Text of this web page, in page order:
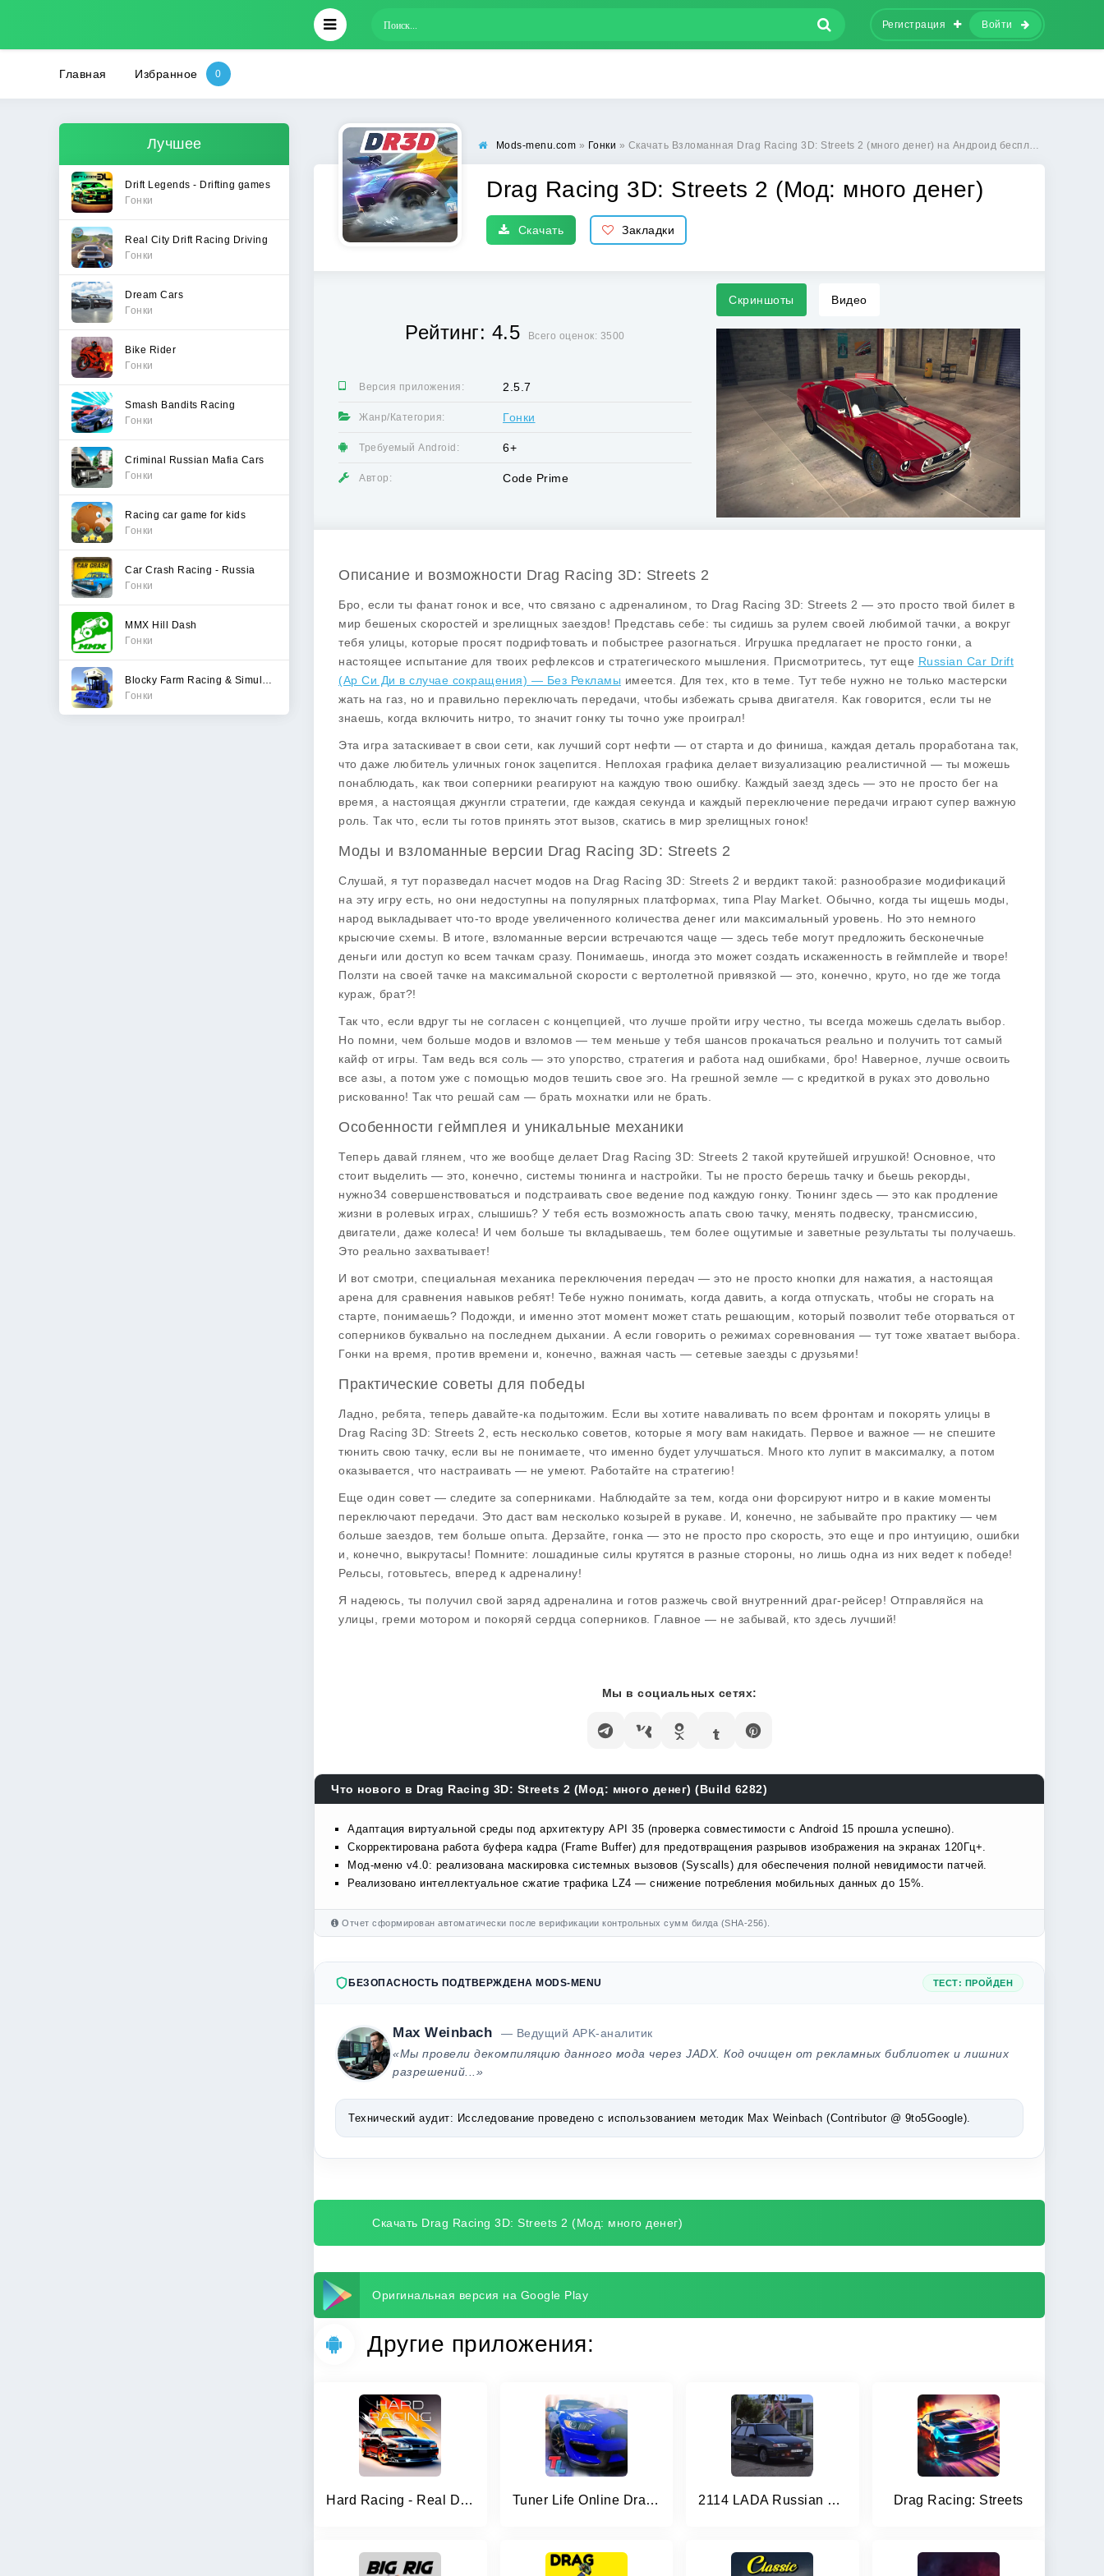
Регистрация Войти
Главная Избранное
Лучшее
Drift Legends - Drifting games
Гонки
Real City Drift Racing Driving
Гонки
Dream Cars
Гонки
Bike Rider
Гонки
Smash Bandits Racing
Гонки
Criminal Russian Mafia Cars
Гонки
Racing car game for kids
Гонки
Car Crash Racing - Russia
Гонки
MMX Hill Dash
Гонки
Гонки
Mods-menu.com » Гонки » Скачать Взломанная Drag Racing 3D: Streets 2 (много денег) на Андроид бесплатно
Drag Racing 3D: Streets 2 (Мод: много денег)
Скачать Закладки
Рейтинг: 4.5 Всего оценок: 3500
Версия приложения: 2.5.7
Жанр/Категория: Гонки
Требуемый Android: 6+
Автор: Code Prime
Скриншоты Видео
Описание и возможности Drag Racing 3D: Streets 2
Бро, если ты фанат гонок и все, что связано с адреналином, то Drag Racing 3D: Streets 2 — это просто твой билет в
мир бешеных скоростей и зрелищных заездов! Представь себе: ты сидишь за рулем своей любимой тачки, а вокруг
тебя улицы, которые просят подрифтовать и побыстрее разогнаться. Игрушка предлагает не просто гонки, а
настоящее испытание для твоих рефлексов и стратегического мышления. Присмотритесь, тут еще Russian Car Drift
(Ар Си Ди в случае сокращения) — Без Рекламы имеется. Для тех, кто в теме. Тут тебе нужно не только мастерски
жать на газ, но и правильно переключать передачи, чтобы избежать срыва двигателя. Как говорится, если ты не
знаешь, когда включить нитро, то значит гонку ты точно уже проиграл!
Эта игра затаскивает в свои сети, как лучший сорт нефти — от старта и до финиша, каждая деталь проработана так,
что даже любитель уличных гонок зацепится. Неплохая графика делает визуализацию реалистичной — ты можешь
понаблюдать, как твои соперники реагируют на каждую твою ошибку. Каждый заезд здесь — это не просто бег на
время, а настоящая джунгли стратегии, где каждая секунда и каждый переключение передачи играют супер важную
роль. Так что, если ты готов принять этот вызов, скатись в мир зрелищных гонок!
Моды и взломанные версии Drag Racing 3D: Streets 2
Слушай, я тут поразведал насчет модов на Drag Racing 3D: Streets 2 и вердикт такой: разнообразие модификаций
на эту игру есть, но они недоступны на популярных платформах, типа Play Market. Обычно, когда ты ищешь моды,
народ выкладывает что-то вроде увеличенного количества денег или максимальный уровень. Но это немного
крысючие схемы. В итоге, взломанные версии встречаются чаще — здесь тебе могут предложить бесконечные
деньги или доступ ко всем тачкам сразу. Понимаешь, иногда это может создать искаженность в геймплейе и творе!
Ползти на своей тачке на максимальной скорости с вертолетной привязкой — это, конечно, круто, но где же тогда
кураж, брат?!
Так что, если вдруг ты не согласен с концепцией, что лучше пройти игру честно, ты всегда можешь сделать выбор.
Но помни, чем больше модов и взломов — тем меньше у тебя шансов прокачаться реально и получить тот самый
кайф от игры. Там ведь вся соль — это упорство, стратегия и работа над ошибками, бро! Наверное, лучше освоить
все азы, а потом уже с помощью модов тешить свое эго. На грешной земле — с кредиткой в руках это довольно
рискованно! Так что решай сам — брать мохнатки или не брать.
Особенности геймплея и уникальные механики
Теперь давай глянем, что же вообще делает Drag Racing 3D: Streets 2 такой крутейшей игрушкой! Основное, что
стоит выделить — это, конечно, системы тюнинга и настройки. Ты не просто берешь тачку и бьешь рекорды,
нужно34 совершенствоваться и подстраивать свое ведение под каждую гонку. Тюнинг здесь — это как продление
жизни в ролевых играх, слышишь? У тебя есть возможность апать свою тачку, менять подвеску, трансмиссию,
двигатели, даже колеса! И чем больше ты вкладываешь, тем более ощутимые и заветные результаты ты получаешь.
Это реально захватывает!
И вот смотри, специальная механика переключения передач — это не просто кнопки для нажатия, а настоящая
арена для сравнения навыков ребят! Тебе нужно понимать, когда давить, а когда отпускать, чтобы не сгорать на
старте, понимаешь? Подожди, и именно этот момент может стать решающим, который позволит тебе оторваться от
соперников буквально на последнем дыхании. А если говорить о режимах соревнования — тут тоже хватает выбора.
Гонки на время, против времени и, конечно, важная часть — сетевые заезды с друзьями!
Практические советы для победы
Ладно, ребята, теперь давайте-ка подытожим. Если вы хотите наваливать по всем фронтам и покорять улицы в
Drag Racing 3D: Streets 2, есть несколько советов, которые я могу вам накидать. Первое и важное — не спешите
тюнить свою тачку, если вы не понимаете, что именно будет улучшаться. Много кто лупит в максималку, а потом
оказывается, что настраивать — не умеют. Работайте на стратегию!
Еще один совет — следите за соперниками. Наблюдайте за тем, когда они форсируют нитро и в какие моменты
переключают передачи. Это даст вам несколько козырей в рукаве. И, конечно, не забывайте про практику — чем
больше заездов, тем больше опыта. Дерзайте, гонка — это не просто про скорость, это еще и про интуицию, ошибки
и, конечно, выкрутасы! Помните: лошадиные силы крутятся в разные стороны, но лишь одна из них ведет к победе!
Рельсы, готовьтесь, вперед к адреналину!
Я надеюсь, ты получил свой заряд адреналина и готов разжечь свой внутренний драг-рейсер! Отправляйся на
улицы, греми мотором и покоряй сердца соперников. Главное — не забывай, кто здесь лучший!
Мы в социальных сетях:
Что нового в Drag Racing 3D: Streets 2 (Мод: много денег) (Build 6282)
Адаптация виртуальной среды под архитектуру API 35 (проверка совместимости с Android 15 прошла успешно).
Скорректирована работа буфера кадра (Frame Buffer) для предотвращения разрывов изображения на экранах 120Гц+.
Мод-меню v4.0: реализована маскировка системных вызовов (Syscalls) для обеспечения полной невидимости патчей.
Реализовано интеллектуальное сжатие трафика LZ4 — снижение потребления мобильных данных до 15%.
Отчет сформирован автоматически после верификации контрольных сумм билда (SHA-256).
БЕЗОПАСНОСТЬ ПОДТВЕРЖДЕНА MODS-MENU ТЕСТ: ПРОЙДЕН
Max Weinbach
— Ведущий APK-аналитик
«Мы провели декомпиляцию данного мода через JADX. Код очищен от рекламных библиотек и лишних
разрешений...»
Технический аудит: Исследование проведено с использованием методик Max Weinbach (Contributor @ 9to5Google).
Скачать Drag Racing 3D: Streets 2 (Мод: много денег)
Оригинальная версия на Google Play
Другие приложения:
Hard Racing - Real Drag Racing Tuner Life Online Drag Racing 2114 LADA Russian Streets Drag Drag Racing: Streets